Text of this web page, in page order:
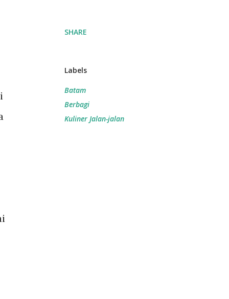
SHARE
Labels
Batam
Berbagi
Kuliner Jalan-jalan